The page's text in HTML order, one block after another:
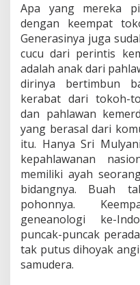
Apa yang mereka
dengan keempat
Generasinya juga
cucu dari perintis
adalah anak dari
dirinya bertimbun
kerabat dari tokoh-
dan pahlawan
yang berasal dari
itu. Hanya Sri
kepahlawanan
memiliki ayah
bidangnya. Buah
pohonnya.
geneanologi ke-
puncak-puncak
tak putus dihoyak
samudera.